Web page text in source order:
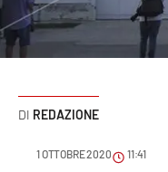
REDAZIONE
1 OTTOBRE 2020 11:41